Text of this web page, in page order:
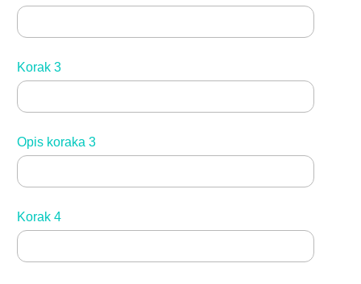
Korak 3
Opis koraka 3
Korak 4